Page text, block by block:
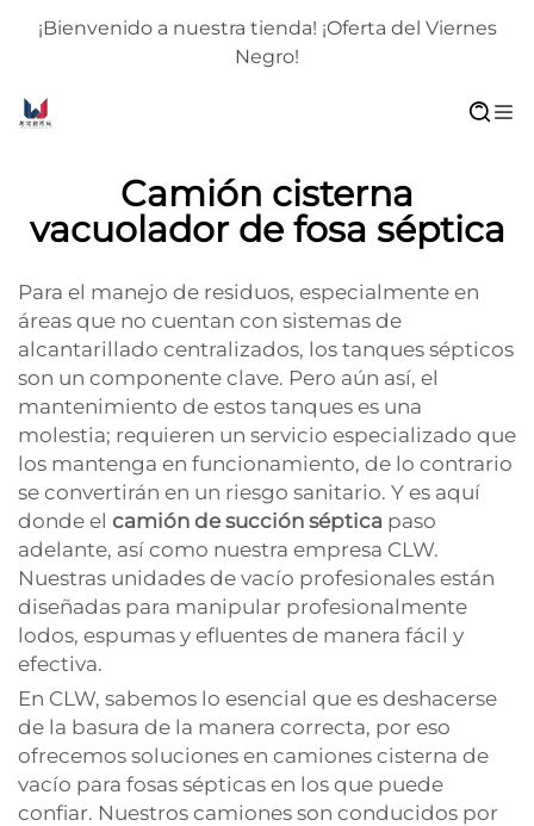
¡Bienvenido a nuestra tienda! ¡Oferta del Viernes
Negro!
Camión cisterna
vacuolador de fosa séptica
Para el manejo de residuos, especialmente en
áreas que no cuentan con sistemas de
alcantarillado centralizados, los tanques sépticos
son un componente clave. Pero aún así, el
mantenimiento de estos tanques es una
molestia; requieren un servicio especializado que
los mantenga en funcionamiento, de lo contrario
se convertirán en un riesgo sanitario. Y es aquí
donde el camión de succión séptica paso
adelante, así como nuestra empresa CLW.
Nuestras unidades de vacío profesionales están
diseñadas para manipular profesionalmente
lodos, espumas y efluentes de manera fácil y
efectiva.
En CLW, sabemos lo esencial que es deshacerse
de la basura de la manera correcta, por eso
ofrecemos soluciones en camiones cisterna de
vacío para fosas sépticas en los que puede
confiar. Nuestros camiones son conducidos por